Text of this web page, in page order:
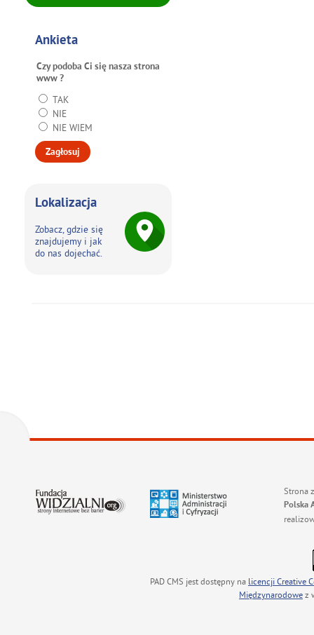
Ankieta
Czy podoba Ci się nasza strona
www ?
TAK
NIE
NIE WIEM
Lokalizacja
Zobacz, gdzie się
znajdujemy i jak
do nas dojechać.
Strona
Polska
PAD CMS jest dostępny na licencji Creative
Międzynarodowe z